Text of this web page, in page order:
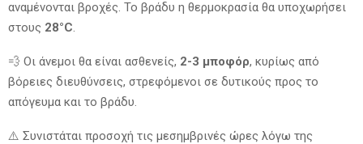
αναμένονται βροχές. Το βράδυ η θερμοκρασία θα υποχωρήσει
στους 28°C
💨 Οι άνεμοι θα είναι ασθενείς, 2-3 μποφόρ, κυρίως από
βόρειες διευθύνσεις, στρεφόμενοι σε δυτικούς προς το
απόγευμα και το βράδυ.
⚠️ Συνιστάται προσοχή τις μεσημβρινές ώρες λόγω της